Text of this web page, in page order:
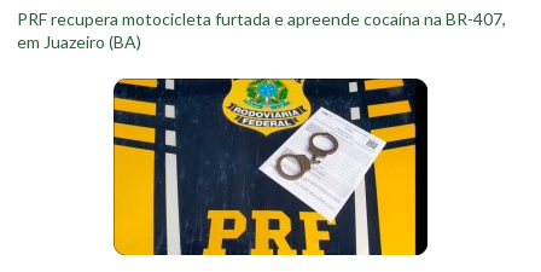
PRF recupera motocicleta furtada e apreende cocaína na BR-407,
em Juazeiro (BA)